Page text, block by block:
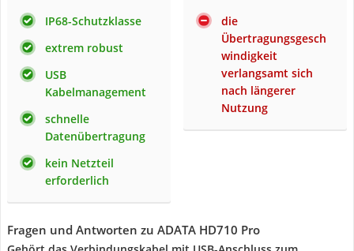
IP68-Schutzklasse
extrem robust
USB
Kabelmanagement
schnelle
Datenübertragung
kein Netzteil
erforderlich
die
Übertragungsgesch
windigkeit
verlangsamt sich
nach längerer
Nutzung
Fragen und Antworten zu ADATA HD710 Pro